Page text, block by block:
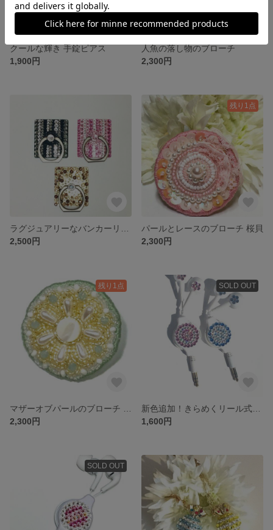
クールな輝き 手錠ピアス
1,900円
人魚の落し物のブローチ
2,300円
2,500円
残り1点
パールとレースのブローチ 桜貝
2,300円
残り1点
2,300円
SOLD OUT
1,600円
SOLD OUT